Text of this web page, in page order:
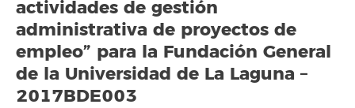
actividades de gestión
administrativa de proyectos de
empleo” para la Fundación General
de la Universidad de La Laguna –
2017BDE003